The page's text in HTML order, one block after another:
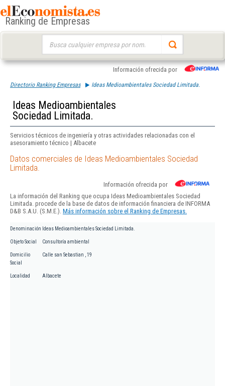
Ranking de Empresas
Información ofrecida por
Directorio Ranking Empresas Ideas Medioambientales Sociedad Limitada.
Ideas Medioambientales
Sociedad Limitada.
Servicios técnicos de ingeniería y otras actividades relacionadas con el
asesoramiento técnico | Albacete
Datos comerciales de Ideas Medioambientales Sociedad
Limitada.
Información ofrecida por
La información del Ranking que ocupa Ideas Medioambientales Sociedad
Limitada. procede de la base de datos de información financiera de INFORMA
D&B S.A.U. (S.M.E.). Más información sobre el Ranking de Empresas.
Denominación Ideas Medioambientales Sociedad Limitada.
Objeto Social Consultoría ambiental
Domicilio
Social
Calle san Sebastian , 19
Localidad Albacete